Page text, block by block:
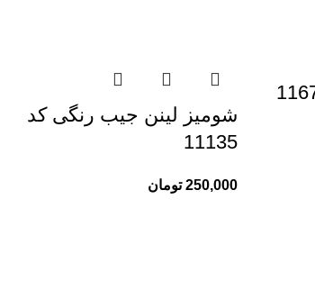
شومیز لینن جیب رنگی کد
11135
250,000 تومان